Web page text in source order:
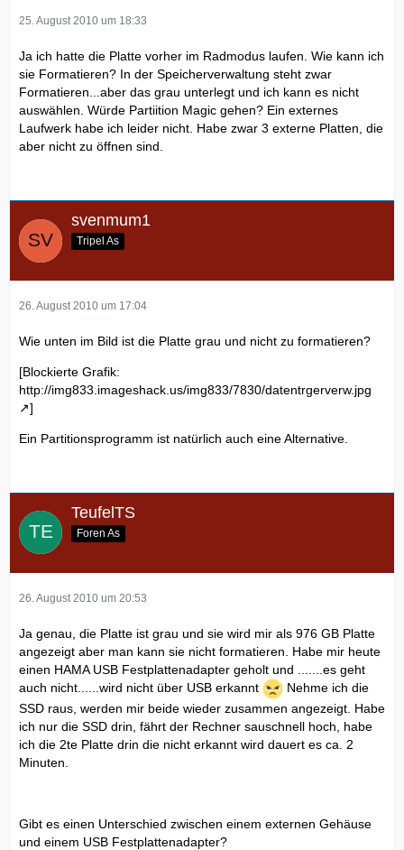
25. August 2010 um 18:33
Ja ich hatte die Platte vorher im Radmodus laufen. Wie kann ich
sie Formatieren? In der Speicherverwaltung steht zwar
Formatieren...aber das grau unterlegt und ich kann es nicht
auswählen. Würde Partiition Magic gehen? Ein externes
Laufwerk habe ich leider nicht. Habe zwar 3 externe Platten, die
aber nicht zu öffnen sind.
svenmum1
Tripel As
26. August 2010 um 17:04
Wie unten im Bild ist die Platte grau und nicht zu formatieren?
[Blockierte Grafik:
http://img833.imageshack.us/img833/7830/datentrgerverw.jpg
]
Ein Partitionsprogramm ist natürlich auch eine Alternative.
TeufelTS
Foren As
26. August 2010 um 20:53
Ja genau, die Platte ist grau und sie wird mir als 976 GB Platte
angezeigt aber man kann sie nicht formatieren. Habe mir heute
einen HAMA USB Festplattenadapter geholt und .......es geht
auch nicht......wird nicht über USB erkannt
Nehme ich die
SSD raus, werden mir beide wieder zusammen angezeigt. Habe
ich nur die SSD drin, fährt der Rechner sauschnell hoch, habe
ich die 2te Platte drin die nicht erkannt wird dauert es ca. 2
Minuten.
Gibt es einen Unterschied zwischen einem externen Gehäuse
und einem USB Festplattenadapter?